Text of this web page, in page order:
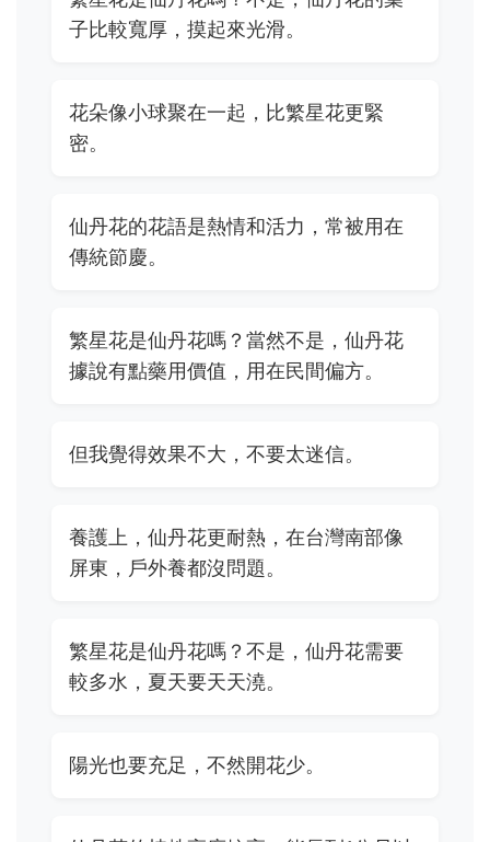
子比較寬厚，摸起來光滑。
花朵像小球聚在一起，比繁星花更緊
密。
仙丹花的花語是熱情和活力，常被用在
傳統節慶。
繁星花是仙丹花嗎？當然不是，仙丹花
據說有點藥用價值，用在民間偏方。
但我覺得效果不大，不要太迷信。
養護上，仙丹花更耐熱，在台灣南部像
屏東，戶外養都沒問題。
繁星花是仙丹花嗎？不是，仙丹花需要
較多水，夏天要天天澆。
陽光也要充足，不然開花少。